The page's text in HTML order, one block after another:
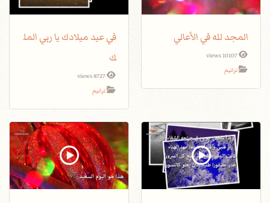
المجد لله في الأعالي
10107 views
ترانيم
في عيد ميلادك يا ربي المل
ك
8727 views
ترانيم